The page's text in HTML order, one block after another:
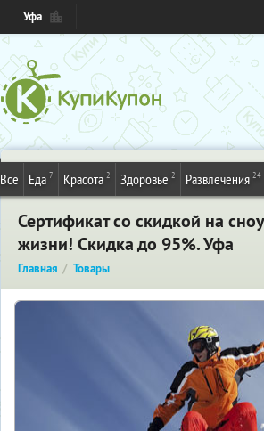
Уфа
Все Еда 7 Красота 2 Здоровье 2 Развлечения 24
Сертификат со скидкой на
жизни! Скидка до 95%. Уфа
Главная Товары